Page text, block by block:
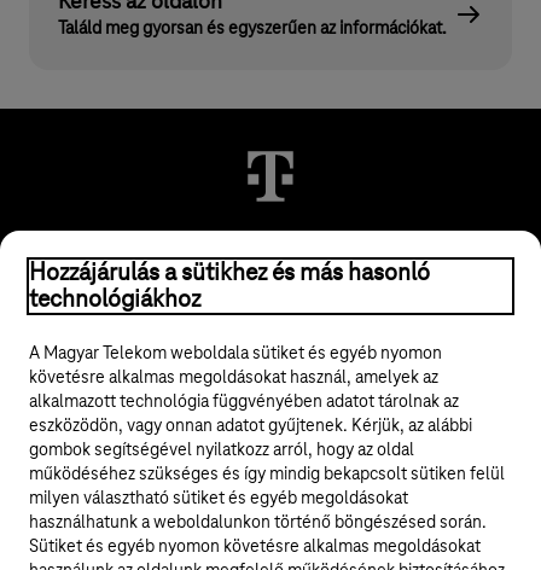
Találd meg gyorsan és egyszerűen az információkat.
© 2026 Magyar Telekom Nyrt.
ÁSZF
Adatvédelem
Felhívások
Hozzájárulás a sütikhez és más hasonló
technológiákhoz
A Magyar Telekom weboldala sütiket és egyéb nyomon
követésre alkalmas megoldásokat használ, amelyek az
alkalmazott technológia függvényében adatot tárolnak az
eszközödön, vagy onnan adatot gyűjtenek. Kérjük, az alábbi
gombok segítségével nyilatkozz arról, hogy az oldal
működéséhez szükséges és így mindig bekapcsolt sütiken felül
milyen választható sütiket és egyéb megoldásokat
használhatunk a weboldalunkon történő böngészésed során.
Sütiket és egyéb nyomon követésre alkalmas megoldásokat